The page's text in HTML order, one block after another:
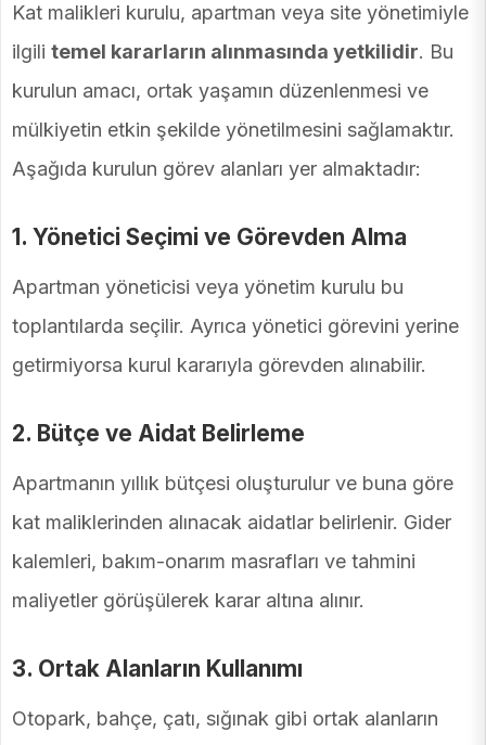
Kat malikleri kurulu, apartman veya site yönetimiyle
ilgili temel kararların alınmasında yetkilidir. Bu
kurulun amacı, ortak yaşamın düzenlenmesi ve
mülkiyetin etkin şekilde yönetilmesini sağlamaktır.
Aşağıda kurulun görev alanları yer almaktadır:
1. Yönetici Seçimi ve Görevden Alma
Apartman yöneticisi veya yönetim kurulu bu
toplantılarda seçilir. Ayrıca yönetici görevini yerine
getirmiyorsa kurul kararıyla görevden alınabilir.
2. Bütçe ve Aidat Belirleme
Apartmanın yıllık bütçesi oluşturulur ve buna göre
kat maliklerinden alınacak aidatlar belirlenir. Gider
kalemleri, bakım-onarım masrafları ve tahmini
maliyetler görüşülerek karar altına alınır.
3. Ortak Alanların Kullanımı
Otopark, bahçe, çatı, sığınak gibi ortak alanların